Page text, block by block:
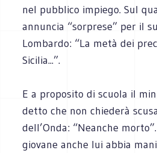
nel pubblico impiego. Sul
annuncia “sorprese” per il
Lombardo: “La metà dei
Sicilia...”.
E a proposito di scuola il
detto che non chiederà
dell’Onda: “Neanche
giovane anche lui abbia